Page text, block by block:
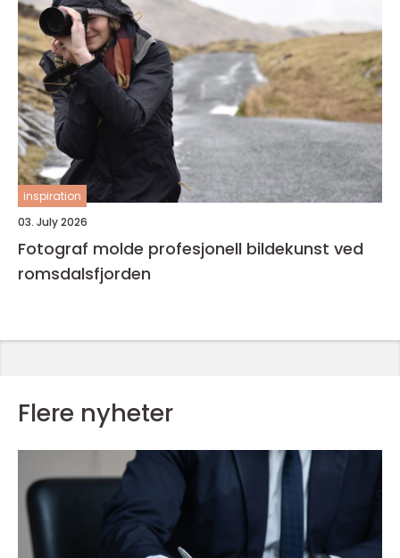
inspiration
03. July 2026
Fotograf molde profesjonell bildekunst ved
romsdalsfjorden
Flere nyheter